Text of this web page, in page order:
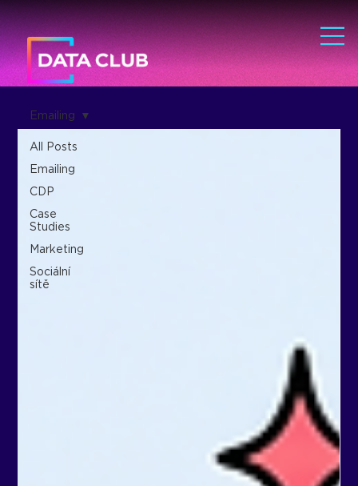
All Posts
Emailing
CDP
Case
Studies
Marketing
Sociální
sítě
Emailing